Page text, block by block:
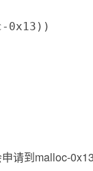
- 0x13 ) )
请到malloc-